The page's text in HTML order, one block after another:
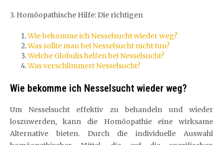
3. Homöopathische Hilfe: Die richtigen
Wie bekomme ich Nesselsucht wieder weg?
Was sollte man bei Nesselsucht nicht tun?
Welche Globulis helfen bei Nesselsucht?
Was verschlimmert Nesselsucht?
Wie bekomme ich Nesselsucht wieder weg?
Um Nesselsucht effektiv zu behandeln und wieder
loszuwerden, kann die Homöopathie eine wirksame
Alternative bieten. Durch die individuelle Auswahl